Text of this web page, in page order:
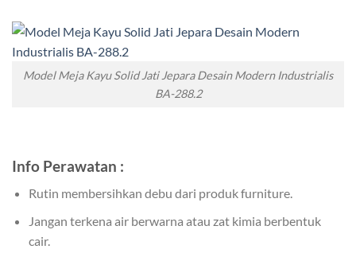
Model Meja Kayu Solid Jati Jepara Desain Modern Industrialis
BA-288.2
Info Perawatan :
Rutin membersihkan debu dari produk furniture.
Jangan terkena air berwarna atau zat kimia berbentuk
cair.